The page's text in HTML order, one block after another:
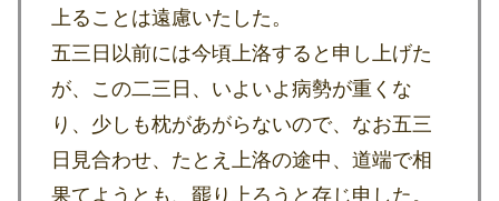
上ることは遠慮いたした。
五三日以前には今頃上洛すると申し上げた
が、この二三日、いよいよ病勢が重くな
り、少しも枕があがらないので、なお五三
日見合わせ、たとえ上洛の途中、道端で相
果てようとも、罷り上ろうと存じ申した。